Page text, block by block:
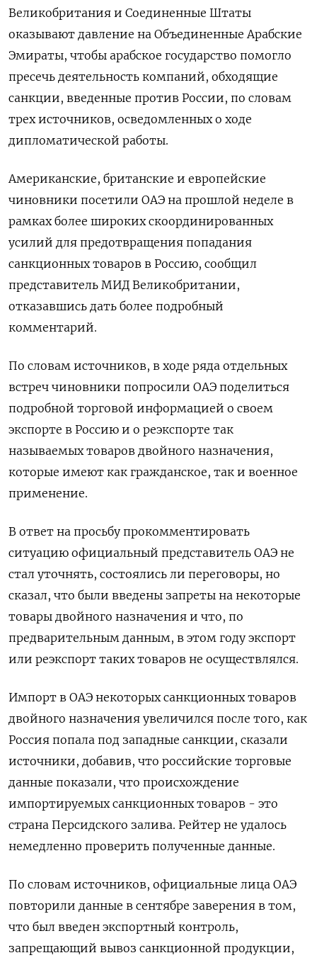
Великобритания и Соединенные Штаты
оказывают давление на Объединенные Арабские
Эмираты, чтобы арабское государство помогло
пресечь деятельность компаний, обходящие
санкции, введенные против России, по словам
трех источников, осведомленных о ходе
дипломатической работы.
Американские, британские и европейские
чиновники посетили ОАЭ на прошлой неделе в
рамках более широких скоординированных
усилий для предотвращения попадания
санкционных товаров в Россию, сообщил
представитель МИД Великобритании,
отказавшись дать более подробный
комментарий.
По словам источников, в ходе ряда отдельных
встреч чиновники попросили ОАЭ поделиться
подробной торговой информацией о своем
экспорте в Россию и о реэкспорте так
называемых товаров двойного назначения,
которые имеют как гражданское, так и военное
применение.
В ответ на просьбу прокомментировать
ситуацию официальный представитель ОАЭ не
стал уточнять, состоялись ли переговоры, но
сказал, что были введены запреты на некоторые
товары двойного назначения и что, по
предварительным данным, в этом году экспорт
или реэкспорт таких товаров не осуществлялся.
Импорт в ОАЭ некоторых санкционных товаров
двойного назначения увеличился после того, как
Россия попала под западные санкции, сказали
источники, добавив, что российские торговые
данные показали, что происхождение
импортируемых санкционных товаров - это
страна Персидского залива. Рейтер не удалось
немедленно проверить полученные данные.
По словам источников, официальные лица ОАЭ
повторили данные в сентябре заверения в том,
что был введен экспортный контроль,
запрещающий вывоз санкционной продукции,